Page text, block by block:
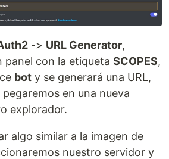
-> URL Generator,
panel con la etiqueta SCOPES,
bot y se generará una URL,
en una nueva
explorador.
algo similar a la imagen de
nuestro servidor y